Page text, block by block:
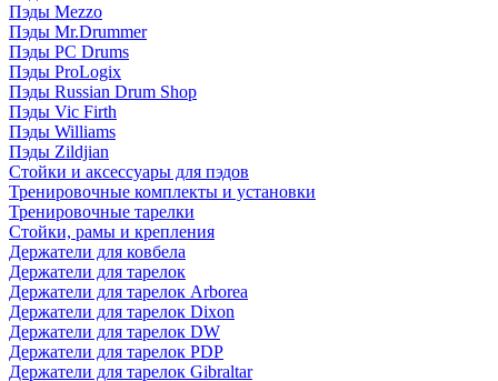
Пэды Mezzo
Пэды Mr.Drummer
Пэды PC Drums
Пэды ProLogix
Пэды Russian Drum Shop
Пэды Vic Firth
Пэды Williams
Пэды Zildjian
Стойки и аксессуары для пэдов
Тренировочные комплекты и установки
Тренировочные тарелки
Стойки, рамы и крепления
Держатели для ковбела
Держатели для тарелок
Держатели для тарелок Arborea
Держатели для тарелок Dixon
Держатели для тарелок DW
Держатели для тарелок PDP
Держатели для тарелок Gibraltar